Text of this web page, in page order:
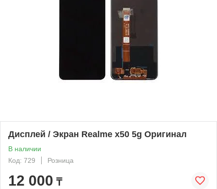
Дисплей / Экран Realme x50 5g Оригинал
В наличии
Код: 729
Розница
12 000 ₸